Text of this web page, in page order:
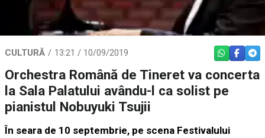
CULTURĂ 13:21 / 10/09/2019 WHATSAPP
Orchestra Română de Tineret va concerta
la Sala Palatului avându-l ca solist pe
pianistul Nobuyuki Tsujii
În seara de 10 septembrie, pe scena Festivalului